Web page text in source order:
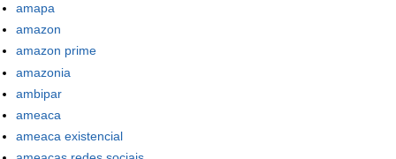
amapa
amazon
amazon prime
amazonia
ambipar
ameaca
ameaca existencial